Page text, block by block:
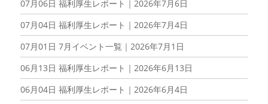
07月06日 福利厚生レポート｜2026年7月6日
07月04日 福利厚生レポート｜2026年7月4日
07月01日 7月イベント一覧｜2026年7月1日
06月13日 福利厚生レポート｜2026年6月13日
06月04日 福利厚生レポート｜2026年6月4日